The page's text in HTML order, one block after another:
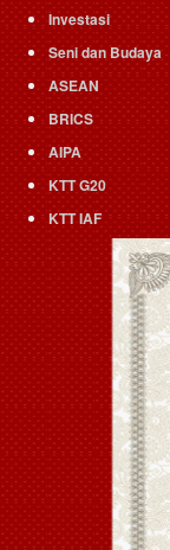
Investasi
Seni dan Budaya
ASEAN
BRICS
AIPA
KTT G20
KTT IAF